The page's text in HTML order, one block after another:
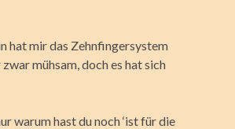
hat mir das Zehnfingersystem
mühsam, doch es hat sich
warum hast du noch ‘ist für die